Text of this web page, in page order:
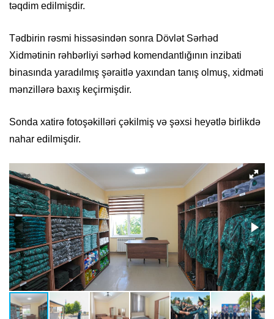
təqdim edilmişdir.
Tədbirin rəsmi hissəsindən sonra Dövlət Sərhəd
Xidmətinin rəhbərliyi sərhəd komendantlığının inzibati
binasında yaradılmış şəraitlə yaxından tanış olmuş, xidməti
mənzillərə baxış keçirmişdir.
Sonda xatirə fotoşəkilləri çəkilmiş və şəxsi heyətlə birlikdə
nahar edilmişdir.